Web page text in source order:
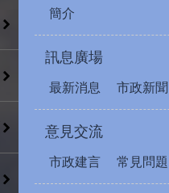
簡介
訊息廣場
最新消息 市政新聞
意見交流
市政建言 常見問題